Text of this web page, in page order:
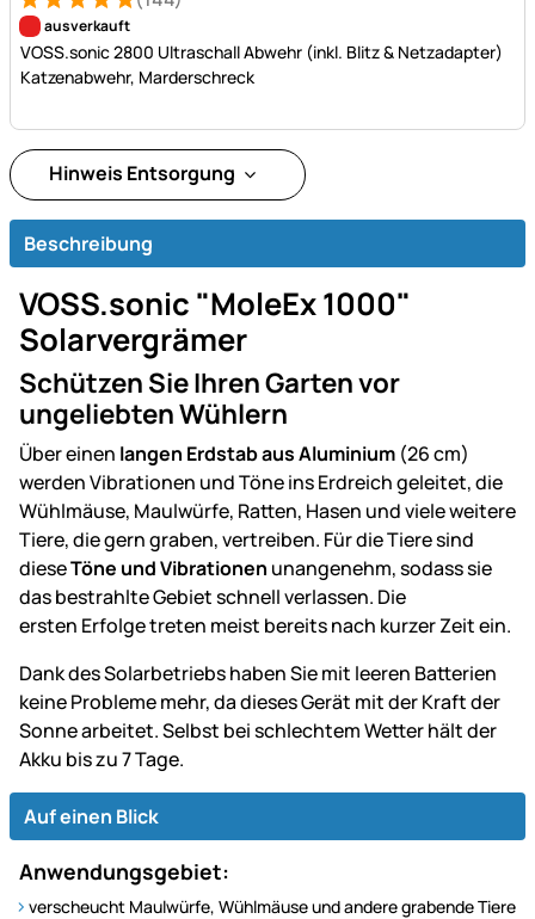
Bewertung: 5 von 5 (144 Bewertungen)
144 Bewertungen
ausverkauft
VOSS.sonic 2800 Ultraschall Abwehr (inkl. Blitz & Netzadapter)
Katzenabwehr, Marderschreck
Hinweis Entsorgung
Beschreibung
VOSS.sonic "MoleEx 1000"
Solarvergrämer
Schützen Sie Ihren Garten vor
ungeliebten Wühlern
Über einen langen Erdstab aus Aluminium (26 cm)
werden Vibrationen und Töne ins Erdreich geleitet, die
Wühlmäuse, Maulwürfe, Ratten, Hasen und viele weitere
Tiere, die gern graben, vertreiben. Für die Tiere sind
dieseTöne und Vibrationen unangenehm, sodass sie
das bestrahlte Gebiet schnell verlassen. Die
ersten Erfolge treten meist bereits nach kurzer Zeit ein.
Dank des Solarbetriebs haben Sie mit leeren Batterien
keine Probleme mehr, da dieses Gerät mit der Kraft der
Sonne arbeitet. Selbst bei schlechtem Wetter hält der
Akku bis zu 7 Tage.
Auf einen Blick
Anwendungsgebiet:
verscheucht Maulwürfe, Wühlmäuse und andere grabende Tiere